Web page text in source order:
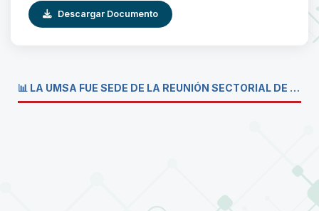
Descargar Documento
📊 LA UMSA FUE SEDE DE LA REUNIÓN SECTORIAL DE CARRERAS DE ECONOMÍA DEL SISTEMA DE LA UNIVERSIDAD BOLIVIANA💼